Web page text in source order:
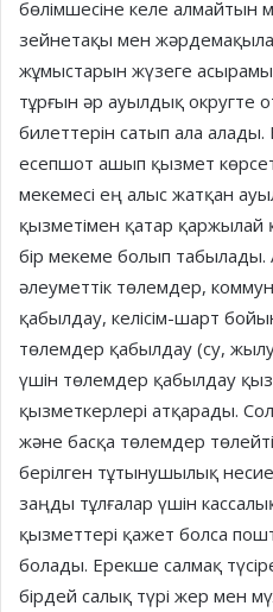
бөлімшесіне келе алмайтын
зейнетақы мен
жұмыстарын жүзеге
тұрғын әр ауылдық округте
билеттерін сатып ала
есепшот ашып қызмет
мекемесі ең алыс жатқан
қызметімен қатар қаржылай
бір мекеме болып
әлеуметтік төлемдер,
қабылдау, келісім-шарт
төлемдер қабылдау (су,
үшін төлемдер қабылдау
қызметкерлері атқарады.
және басқа төлемдер
берілген тұтынушылық
заңды тұлғалар үшін
қызметтері қажет болса
болады. Ерекше салмақ
бірдей салық түрі жер мен